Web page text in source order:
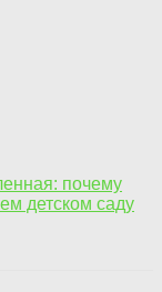
почему
детском саду